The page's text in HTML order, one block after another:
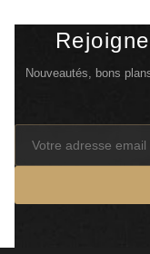
Nouveautés, bons